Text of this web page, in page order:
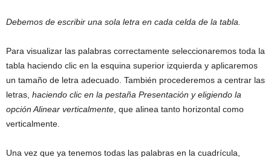
Debemos de escribir una sola letra en cada celda de la tabla.
Para visualizar las palabras correctamente seleccionaremos toda la
tabla haciendo clic en la esquina superior izquierda y aplicaremos
un tamaño de letra adecuado. También procederemos a centrar las
letras, haciendo clic en la pestaña Presentación y eligiendo la
opción Alinear verticalmente , que alinea tanto horizontal como
verticalmente.
Una vez que ya tenemos todas las palabras en la cuadrícula,